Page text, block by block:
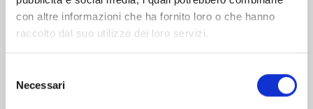
con altre informazioni che ha fornito loro o che hanno
raccolto dal suo utilizzo dei loro servizi.
delNecessari